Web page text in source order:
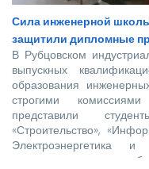
Сила инженерной
защитили дипломные
В Рубцовском
выпускных
образования
строгими
представили
«Строительство»,
Электроэнергетика и
технологическое